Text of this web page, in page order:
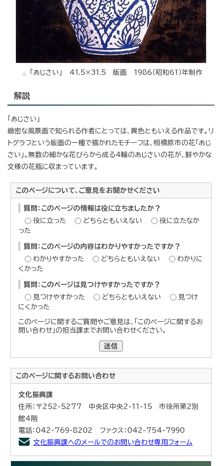
「あじさい」 41.5×31.5 版画 1986（昭和61）年制作
解説
「あじさい」
緻密な風景画で知られる作者にとっては、異色ともいえる作品です。リ
トグラフという版画の一種で描かれたモチーフは、相模原市の花「あじ
さい」。無数の細かな花びらから成る4輪のあじさいの花が、鮮やかな
文様の花瓶に収まっています。
このページについて、ご意見をお聞かせください
質問：このページの情報は役に立ちましたか？
役に立った
どちらともいえない
役に立たなか
った
質問：このページの内容はわかりやすかったですか？
わかりやすかった
どちらともいえない
わかりに
くかった
質問：このページは見つけやすかったですか？
見つけやすかった
どちらともいえない
見つけ
にくかった
このページに関するご質問やご意見は、「このページに関するお
問い合わせ」の担当課までお問い合わせください。
送信
このページに関するお問い合わせ
文化振興課
住所：〒252-5277 中央区中央2-11-15 市役所第2別
館4階
電話：042-769-8202 ファクス：042-754-7990
文化振興課へのメールでのお問い合わせ専用フォーム